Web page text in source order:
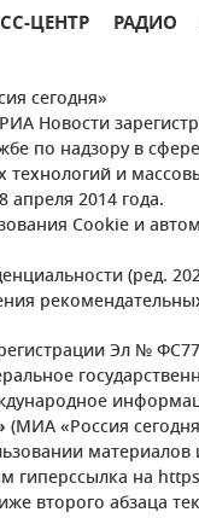
ЦЕНТР РАДИО
сегодня»
Новости
по надзору в
и
апреля 2014 года.
Cookie и
(ред.
Эл №
(МИА «Россия
материалов
гиперссылка на
второго абзаца